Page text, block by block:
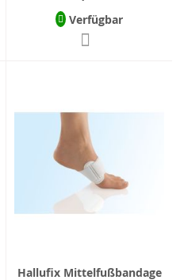
Verfügbar
Hallufix Mittelfußbandage